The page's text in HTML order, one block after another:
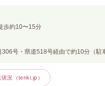
歩約10〜15分
号・県道518号経由で約10分（駐
況（tenki.jp）